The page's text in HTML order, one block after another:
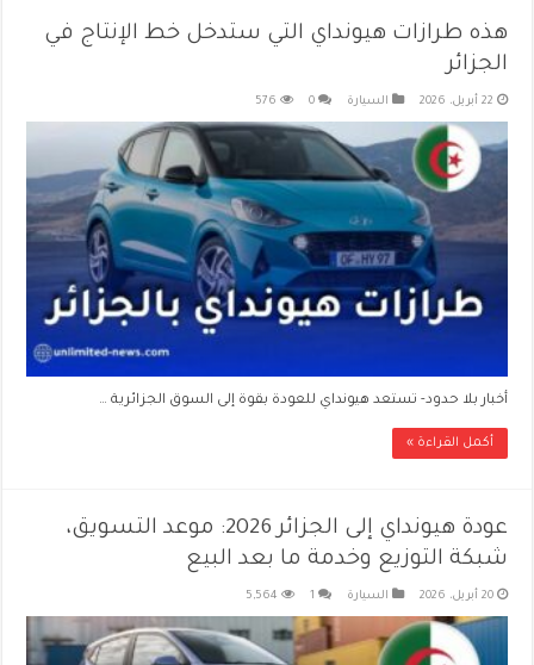
هذه طرازات هيونداي التي ستدخل خط الإنتاج في
الجزائر
22 أبريل، 2026 السيارة 0
576
أخبار بلا حدود- تستعد هيونداي للعودة بقوة إلى السوق الجزائرية …
أكمل القراءة »
عودة هيونداي إلى الجزائر 2026: موعد التسويق،
شبكة التوزيع وخدمة ما بعد البيع
20 أبريل، 2026 السيارة 1
5,564